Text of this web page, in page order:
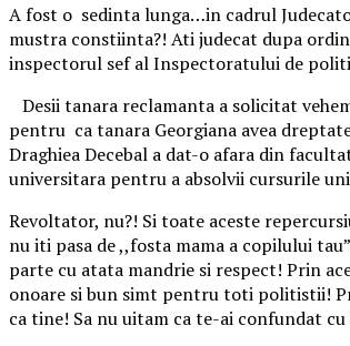
A fost o sedinta lunga…in cadrul
mustra constiinta?! Ati judecat dupa
inspectorul sef al Inspectoratului de
Desii tanara reclamanta a solicitat
pentru ca tanara Georgiana avea
Draghiea Decebal a dat-o afara din
universitara pentru a absolvii cursurile
Revoltator, nu?! Si toate aceste
nu iti pasa de ,,fosta mama a copilului
parte cu atata mandrie si respect! Prin
onoare si bun simt pentru toti politistii!
ca tine! Sa nu uitam ca te-ai confundat